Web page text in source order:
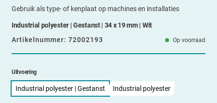
Gebruik als type- of kenplaat op machines en installaties
Industrial polyester | Gestanst | 34 x 19 mm | Wit
Artikelnummer: 72002193 Op voorraad
Uitvoering
Industrial polyester | Gestanst Industrial polyester